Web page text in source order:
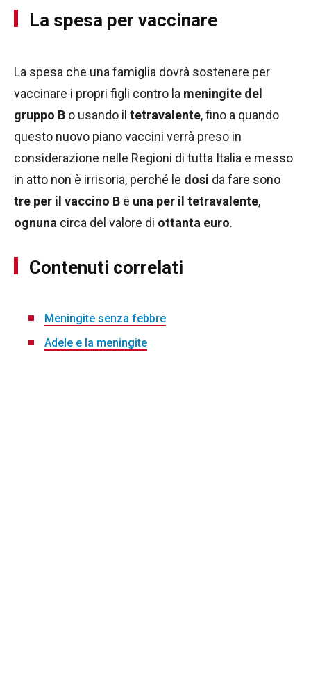
La spesa per vaccinare
La spesa che una famiglia dovrà sostenere per
vaccinare i propri figli contro la meningite del
gruppo B o usando il tetravalente, fino a quando
questo nuovo piano vaccini verrà preso in
considerazione nelle Regioni di tutta Italia e messo
in atto non è irrisoria, perché le dosi da fare sono
tre per il vaccino B e una per il tetravalente,
ognuna circa del valore di ottanta euro.
Contenuti correlati
Meningite senza febbre
Adele e la meningite